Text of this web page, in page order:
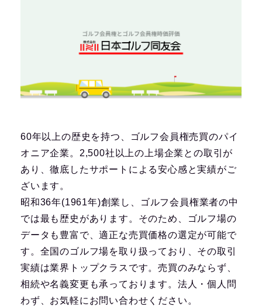
60年以上の歴史を持つ、ゴルフ会員権売買のパイ
オニア企業。2,500社以上の上場企業との取引が
あり、徹底したサポートによる安心感と実績がご
ざいます。
昭和36年(1961年)創業し、ゴルフ会員権業者の中
では最も歴史があります。そのため、ゴルフ場の
データも豊富で、適正な売買価格の選定が可能で
す。全国のゴルフ場を取り扱っており、その取引
実績は業界トップクラスです。売買のみならず、
相続や名義変更も承っております。法人・個人問
わず、お気軽にお問い合わせください。